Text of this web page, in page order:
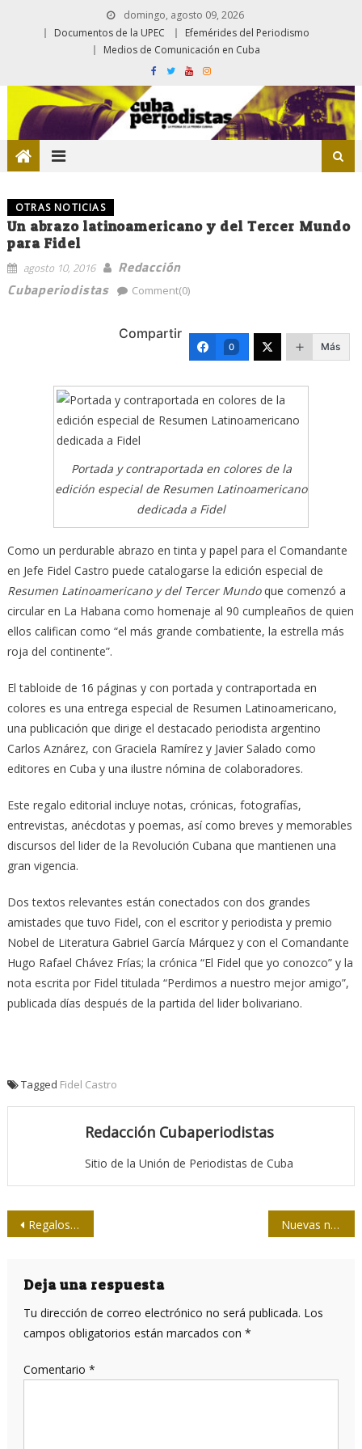
domingo, agosto 09, 2026
Documentos de la UPEC
Efemérides del Periodismo
Medios de Comunicación en Cuba
OTRAS NOTICIAS
Un abrazo latinoamericano y del Tercer Mundo
para Fidel
agosto 10, 2016
Redacción
Cubaperiodistas
Comment(0)
Compartir
0 Más
Portada y contraportada en colores de la
edición especial de Resumen Latinoamericano
dedicada a Fidel
Como un perdurable abrazo en tinta y papel para el Comandante
en Jefe Fidel Castro puede catalogarse la edición especial de
Resumen Latinoamericano y del Tercer Mundoque comenzó a
circular en La Habana como homenaje al 90 cumpleaños de quien
ellos califican como “el más grande combatiente, la estrella más
roja del continente”.
El tabloide de 16 páginas y con portada y contraportada en
colores es una entrega especial de Resumen Latinoamericano,
una publicación que dirige el destacado periodista argentino
Carlos Aznárez, con Graciela Ramírez y Javier Salado como
editores en Cuba y una ilustre nómina de colaboradores.
Este regalo editorial incluye notas, crónicas, fotografías,
entrevistas, anécdotas y poemas, así como breves y memorables
discursos del lider de la Revolución Cubana que mantienen una
gran vigencia.
Dos textos relevantes están conectados con dos grandes
amistades que tuvo Fidel, con el escritor y periodista y premio
Nobel de Literatura Gabriel García Márquez y con el Comandante
Hugo Rafael Chávez Frías; la crónica “El Fidel que yo conozco” y la
nota escrita por Fidel titulada “Perdimos a nuestro mejor amigo”,
publicada días después de la partida del lider bolivariano.
Tagged Fidel Castro
Redacción Cubaperiodistas
Sitio de la Unión de Periodistas de Cuba
Navegación
entradas
Regalos desde la Salud Nuevas normas jurídicas a favor de la cultura cubana
Deja una respuesta
Tu dirección de correo electrónico no será publicada. Los
campos obligatorios están marcados con *
Comentario *